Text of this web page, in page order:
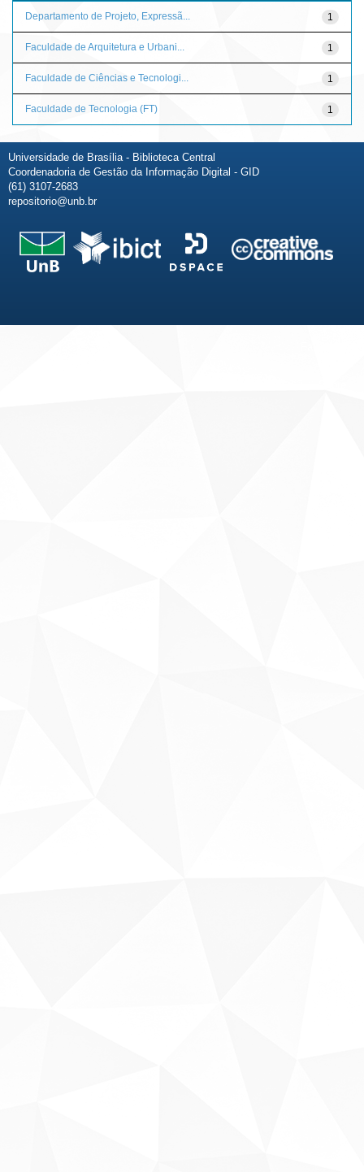
1
Departamento de Projeto, Expressã...
1
Faculdade de Arquitetura e Urbani...
1
Faculdade de Ciências e Tecnologi...
1
Faculdade de Tecnologia (FT)
Universidade de Brasília - Biblioteca Central
Coordenadoria de Gestão da Informação Digital - GID
(61) 3107-2683
repositorio@unb.br